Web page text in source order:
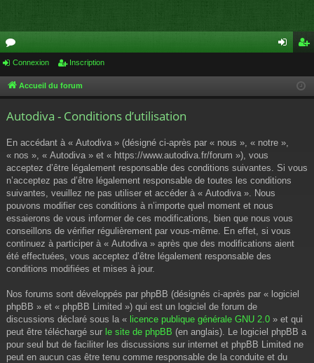
or
u cri
Connexion Inscription
Accueil du forum
Autodiva - Conditions d’utilisation
En accédant à « Autodiva » (désigné ci-après par « nous », « notre »,
« nos », « Autodiva » et « https://www.autodiva.fr/forum »), vous
acceptez d’être légalement responsable des conditions suivantes. Si vous
n’acceptez pas d’être légalement responsable de toutes les conditions
suivantes, veuillez ne pas utiliser et accéder à « Autodiva ». Nous
pouvons modifier ces conditions à n’importe quel moment et nous
essaierons de vous informer de ces modifications, bien que nous vous
conseillons de vérifier régulièrement par vous-même. En effet, si vous
continuez à participer à « Autodiva » après que des modifications aient
été effectuées, vous acceptez d’être légalement responsable des
conditions modifiées et mises à jour.
Nos forums sont développés par phpBB (désignés ci-après par « logiciel
phpBB » et « phpBB Limited ») qui est un logiciel de forum de
discussions déclaré sous la « licence publique générale GNU 2.0 » et qui
peut être téléchargé sur le site de phpBB (en anglais). Le logiciel phpBB a
pour seul but de faciliter les discussions sur internet et phpBB Limited ne
peut en aucun cas être tenu comme responsable de la conduite et du